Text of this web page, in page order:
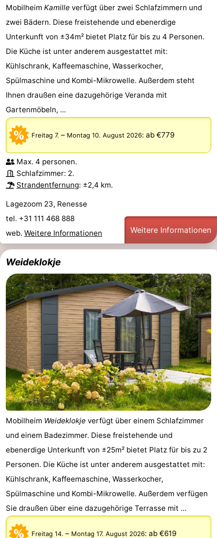
Mobilheim Kamille verfügt über zwei Schlafzimmern und
zwei Bädern. Diese freistehende und ebenerdige
Unterkunft von ±34m² bietet Platz für bis zu 4 Personen.
Die Küche ist unter anderem ausgestattet mit:
Kühlschrank, Kaffeemaschine, Wasserkocher,
Spülmaschine und Kombi-Mikrowelle. Außerdem steht
Ihnen draußen eine dazugehörige Veranda mit
Gartenmöbeln, ...
Freitag 7. – Montag 10. August 2026: ab €779
Max. 4 personen.
Schlafzimmer: 2.
Strandentfernung: ±2,4 km.
Lagezoom 23, Renesse
tel. +31 111 468 888
web. Weitere Informationen Weitere Informationen
Weideklokje
Mobilheim Weideklokje verfügt über einem Schlafzimmer
und einem Badezimmer. Diese freistehende und
ebenerdige Unterkunft von ±25m² bietet Platz für bis zu 2
Personen. Die Küche ist unter anderem ausgestattet mit:
Kühlschrank, Kaffeemaschine, Wasserkocher,
Spülmaschine und Kombi-Mikrowelle. Außerdem verfügen
Sie draußen über eine dazugehörige Terrasse mit ...
Freitag 14. – Montag 17. August 2026: ab €619